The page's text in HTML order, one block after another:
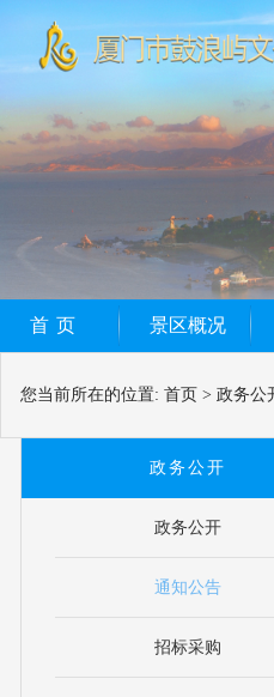
首页 景区概况
您当前所在的位置: 首页 > 政务公
政务公开
政务公开
通知公告
招标采购